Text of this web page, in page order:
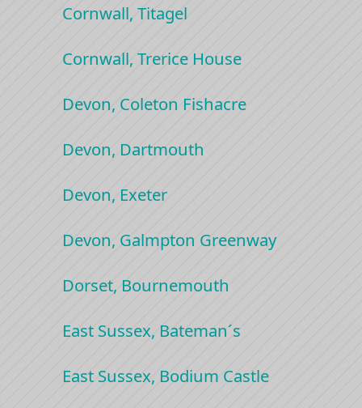
Cornwall, Titagel
Cornwall, Trerice House
Devon, Coleton Fishacre
Devon, Dartmouth
Devon, Exeter
Devon, Galmpton Greenway
Dorset, Bournemouth
East Sussex, Bateman´s
East Sussex, Bodium Castle